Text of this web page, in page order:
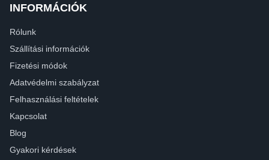
INFORMÁCIÓK
Rólunk
Szállítási információk
Fizetési módok
Adatvédelmi szabályzat
Felhasználási feltételek
Kapcsolat
Blog
Gyakori kérdések